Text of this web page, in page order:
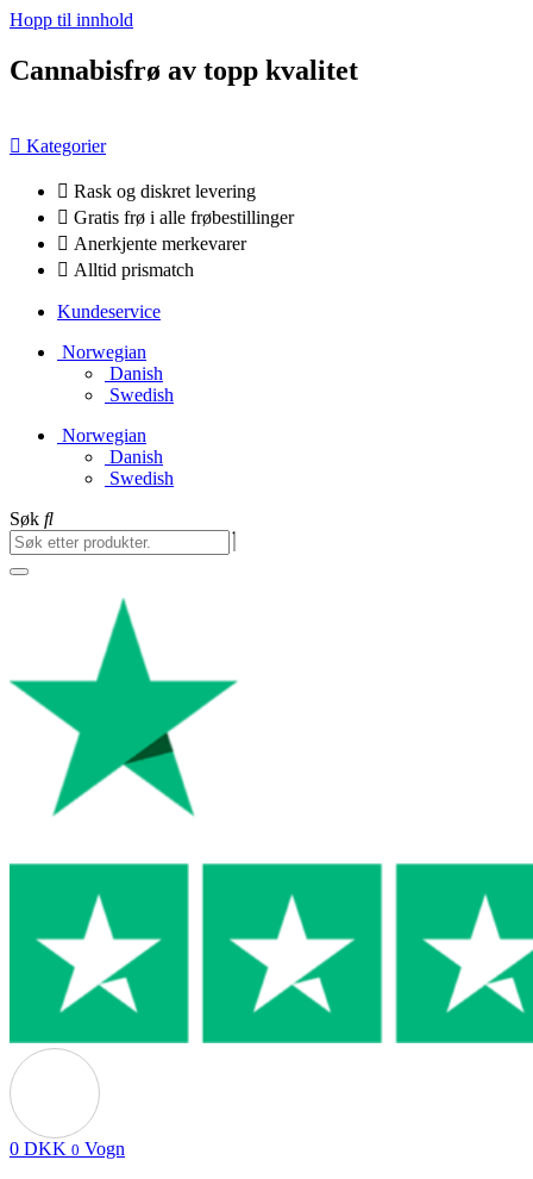
Hopp til innhold
Cannabisfrø av topp kvalitet
Kategorier
Rask og diskret levering
Gratis frø i alle frøbestillinger
Anerkjente merkevarer
Alltid prismatch
Kundeservice
Norwegian
Danish
Swedish
Norwegian
Danish
Swedish
Søk
0 DKK 0 Vogn